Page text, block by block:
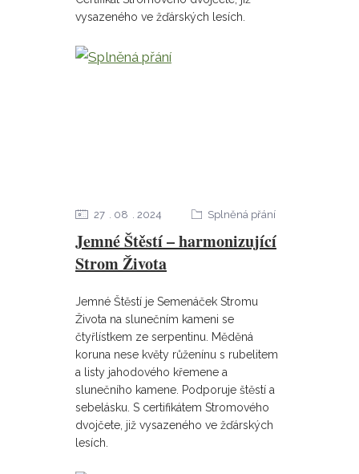
vysazeného ve žďárských lesích.
Jemné Štěstí – harmonizující
Strom Života
27 08 2024 Splněná přání
Jemné Štěstí je Semenáček Stromu
Života na slunečním kameni se
čtyřlístkem ze serpentinu. Měděná
koruna nese květy růženínu s rubelitem
a listy jahodového křemene a
slunečního kamene. Podporuje štěstí a
sebelásku. S certifikátem Stromového
dvojčete, již vysazeného ve žďárských
lesích.